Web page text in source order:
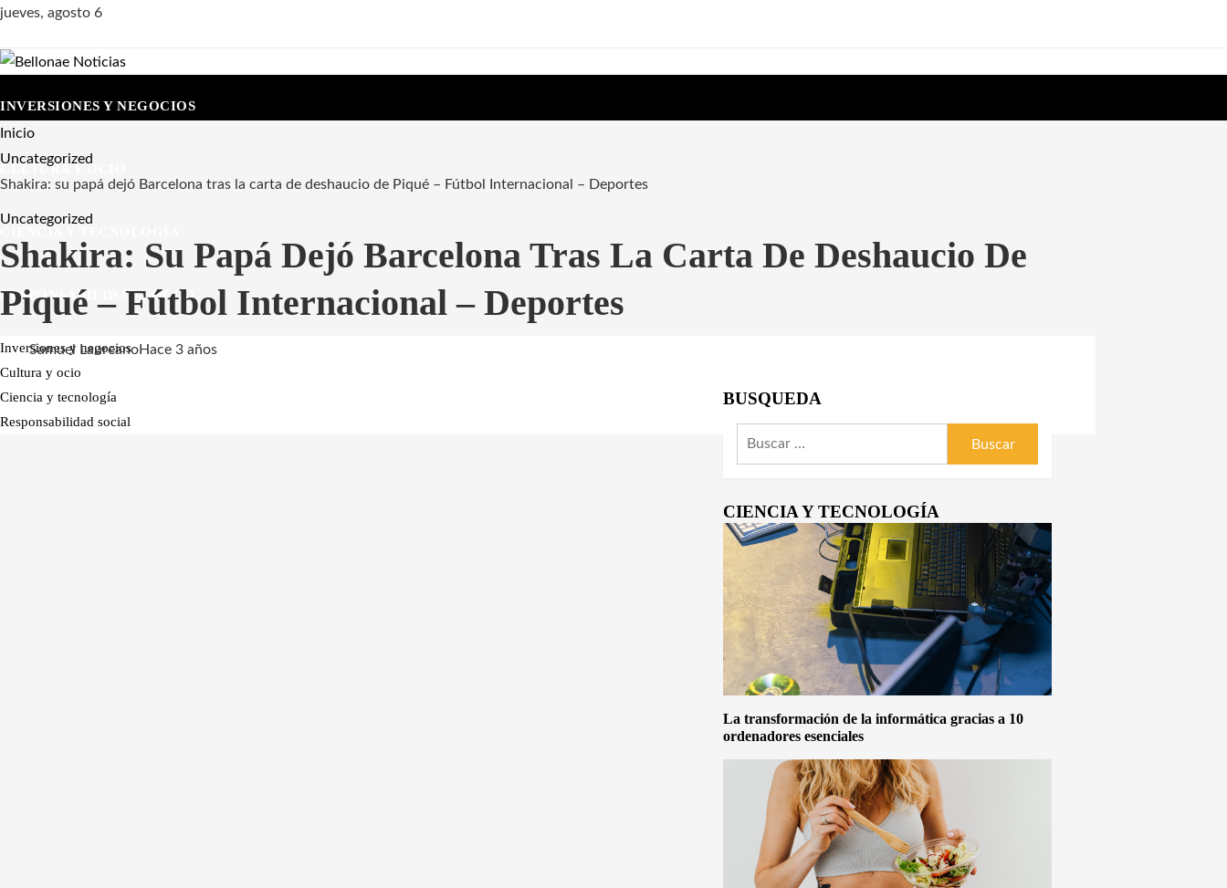
jueves, agosto 6
INVERSIONES Y NEGOCIOS
CULTURA Y OCIO
RESPONSABILIDAD SOCIAL
Inversiones y negocios
Cultura y ocio
Ciencia y tecnología
Responsabilidad social
Inicio
Uncategorized
Shakira: su papá dejó Barcelona tras la carta de deshaucio de Piqué – Fútbol Internacional – Deportes
Uncategorized
Shakira: Su Papá Dejó Barcelona Tras La Carta De Deshaucio De
Piqué – Fútbol Internacional – Deportes
Samuel LaureanoHace 3 años
BUSQUEDA
Buscar:
CIENCIA Y TECNOLOGÍA
La transformación de la informática gracias a 10
ordenadores esenciales